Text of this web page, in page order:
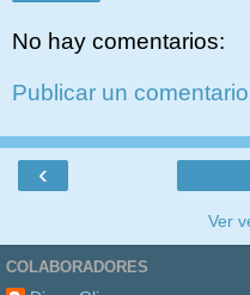
No hay comentarios:
Publicar un comentario
‹
Ver
COLABORADORES